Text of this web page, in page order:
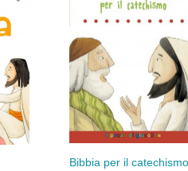
Bibbia per il catechismo